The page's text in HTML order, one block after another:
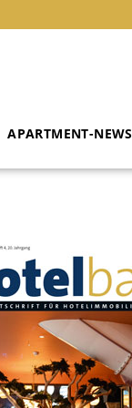
APARTMENT-NEWS